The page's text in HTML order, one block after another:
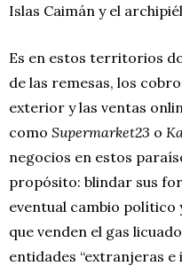
Islas Caimán y el
Es en estos territorios
de las remesas, los
exterior y las ventas
como Supermarket23 o
negocios en estos
propósito: blindar sus
eventual cambio político
que venden el gas
entidades “extranjeras e